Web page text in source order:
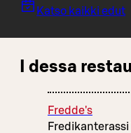
Katso kaikki edut
I dessa
Fredde's